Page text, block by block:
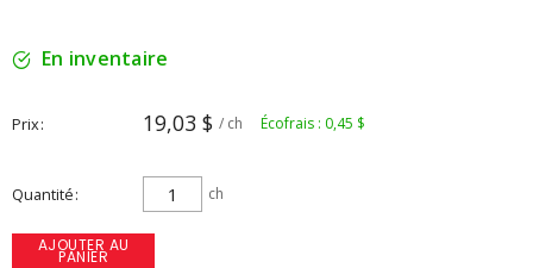
En inventaire
Prix 19,03 $ / ch Écofrais : 0,45 $
Quantité ch
AJOUTER AU
PANIER